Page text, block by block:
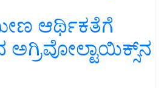
ಆರ್ಥಿಕತೆಗೆ
ಅಗ್ರಿವೋಲ್ಟಾಯಿಕ್ಸ್‌ನ